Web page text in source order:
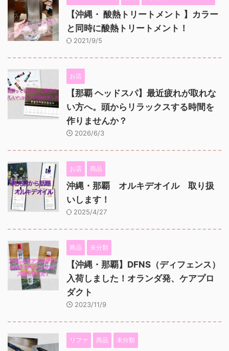
【沖縄・ 酸熱トリートメント 】カラー
と同時に酸熱トリートメント！
2021/9/5
お店
【那覇 ヘッドスパ】最近疲れが取れな
い方へ。頭からリラックスする時間を
作りませんか？
2026/6/3
お店 商品
沖縄・那覇 オルキデオイル 取り扱
いします！
2025/4/27
商品 未分類
【沖縄・那覇】DFNS（ディフェンス）
入荷しました！オランダ発、ケアプロ
ダクト
2023/11/9
リファ 商品 未分類